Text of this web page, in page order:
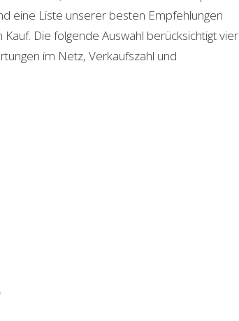
eine Liste unserer besten Empfehlungen
Die folgende Auswahl berücksichtigt vier
im Netz, Verkaufszahl und